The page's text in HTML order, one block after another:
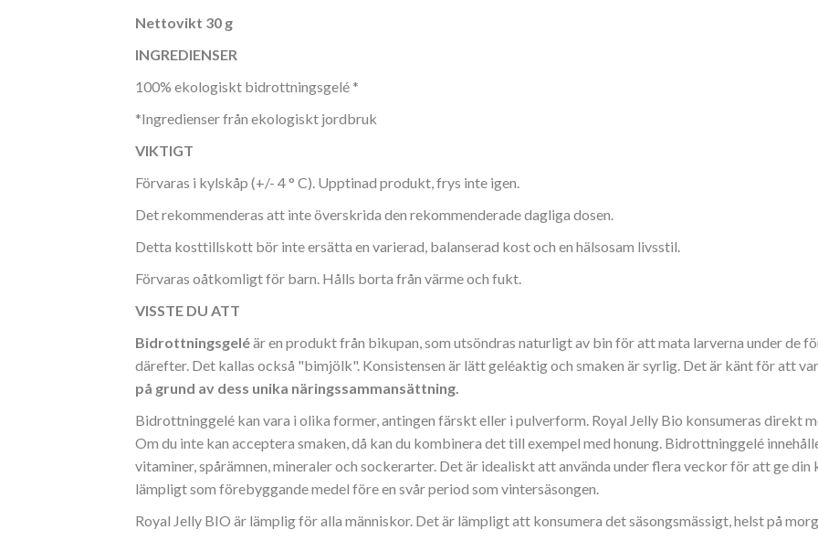
Nettovikt 30 g
INGREDIENSER
100% ekologiskt bidrottningsgelé *
*Ingredienser från ekologiskt jordbruk
VIKTIGT
Förvaras i kylskåp (+/- 4 ° C). Upptinad produkt, frys inte igen.
Det rekommenderas att inte överskrida den rekommenderade dagliga dosen.
Detta kosttillskott bör inte ersätta en varierad, balanserad kost och en hälsosam livsstil.
Förvaras oåtkomligt för barn. Hålls borta från värme och fukt.
VISSTE DU ATT
Bidrottningsgeléär en produkt från bikupan, som utsöndras naturligt av bin för att mata larverna under de
därefter. Det kallas också "bimjölk". Konsistensen är lätt geléaktig och smaken är syrlig. Det är känt för att
på grund av dess unika näringssammansättning.
Bidrottninggelé kan vara i olika former, antingen färskt eller i pulverform. Royal Jelly Bio konsumeras direkt
Om du inte kan acceptera smaken, då kan du kombinera det till exempel med honung. Bidrottninggelé
vitaminer, spårämnen, mineraler och sockerarter. Det är idealiskt att använda under flera veckor för att ge
lämpligt som förebyggande medel före en svår period som vintersäsongen.
Royal Jelly BIO är lämplig för alla människor. Det är lämpligt att konsumera det säsongsmässigt, helst på